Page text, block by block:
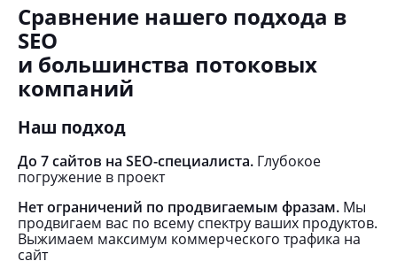
Сравнение нашего подхода в
SEO
и большинства потоковых
компаний
Наш подход
До 7 сайтов на SEO-специалиста. Глубокое
погружение в проект
Нет ограничений по продвигаемым фразам. Мы
продвигаем вас по всему спектру ваших продуктов.
Выжимаем максимум коммерческого трафика на
сайт